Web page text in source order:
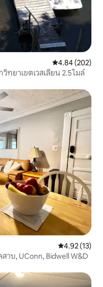
คะแนนเฉลี่ย
4.84 (202)
ยาเขตเวสเลียน 2.5 ไมล์
คะแนนเฉลี่ย
4.92 (13)
บ, UConn, Bidwell W&D